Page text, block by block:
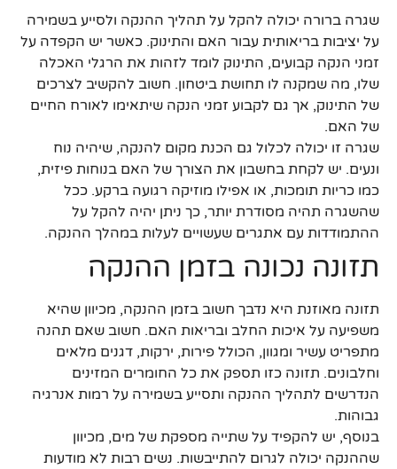
שגרה ברורה יכולה להקל על תהליך ההנקה ולסייע בשמירה
על יציבות בריאותית עבור האם והתינוק. כאשר יש הקפדה על
זמני הנקה קבועים, התינוק לומד לזהות את הרגלי האכלה
שלו, מה שמקנה לו תחושת ביטחון. חשוב להקשיב לצרכים
של התינוק, אך גם לקבוע זמני הנקה שיתאימו לאורח החיים
של האם.
שגרה זו יכולה לכלול גם הכנת מקום להנקה, שיהיה נוח
ונעים. יש לקחת בחשבון את הצורך של האם בנוחות פיזית,
כמו כריות תומכות, או אפילו מוזיקה רגועה ברקע. ככל
שהשגרה תהיה מסודרת יותר, כך ניתן יהיה להקל על
ההתמודדות עם אתגרים שעשויים לעלות במהלך ההנקה.
תזונה נכונה בזמן ההנקה
תזונה מאוזנת היא נדבך חשוב בזמן ההנקה, מכיוון שהיא
משפיעה על איכות החלב ובריאות האם. חשוב שאם תהנה
מתפריט עשיר ומגוון, הכולל פירות, ירקות, דגנים מלאים
וחלבונים. תזונה כזו תספק את כל החומרים המזינים
הנדרשים לתהליך ההנקה ותסייע בשמירה על רמות אנרגיה
גבוהות.
בנוסף, יש להקפיד על שתייה מספקת של מים, מכיוון
שההנקה יכולה לגרום להתייבשות. נשים רבות לא מודעות